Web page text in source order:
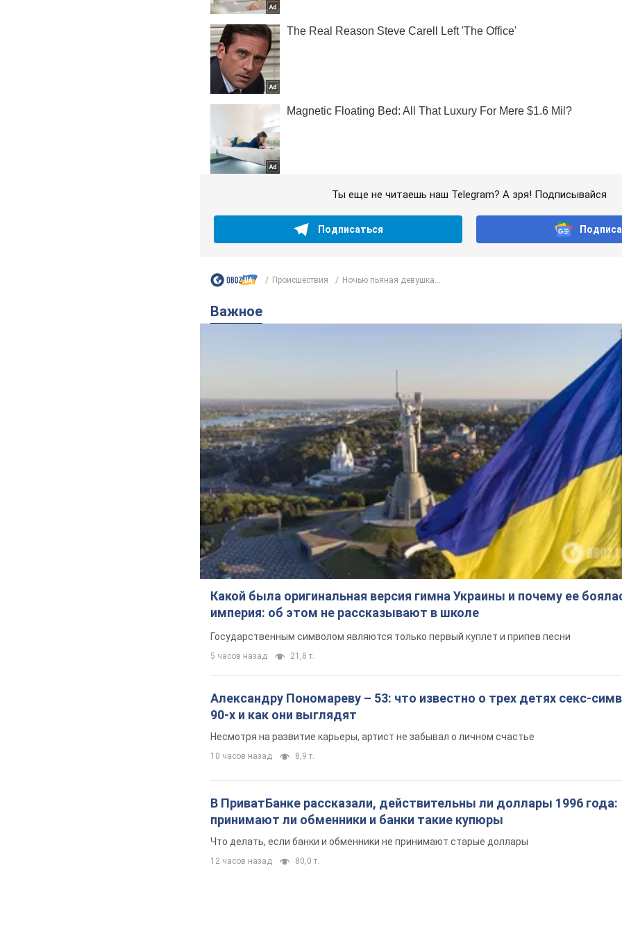
Ты еще не читаешь наш Telegram? А зря! Подписывайся
Подписаться
Происшествия Ночью пьяная девушка...
Важное
Какой была оригинальная версия гимна Украины и почему ее
империя: об этом не рассказывают в школе
Государственным символом являются только первый куплет и припев песни
5 часов назад 21,8 т.
Александру Пономареву – 53: что известно о трех детях секс-
90-х и как они выглядят
Несмотря на развитие карьеры, артист не забывал о личном счастье
10 часов назад 8,9 т.
В ПриватБанке рассказали, действительны ли доллары 1996 года:
принимают ли обменники и банки такие купюры
Что делать, если банки и обменники не принимают старые доллары
12 часов назад 80,0 т.